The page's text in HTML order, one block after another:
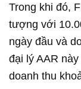
Trong khi đó,
tượng với
ngày đầu và
đại lý AAR
doanh thu